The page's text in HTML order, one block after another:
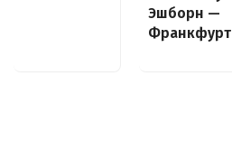
Эшборн —
Франкфурт